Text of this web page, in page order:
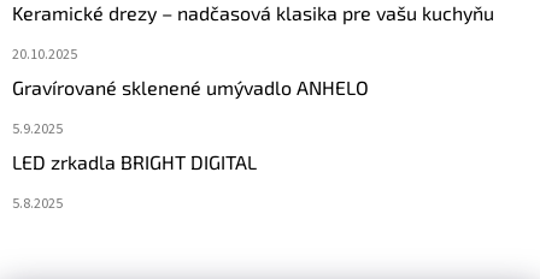
Keramické drezy – nadčasová klasika pre vašu kuchyňu
20.10.2025
Gravírované sklenené umývadlo ANHELO
5.9.2025
LED zrkadla BRIGHT DIGITAL
5.8.2025